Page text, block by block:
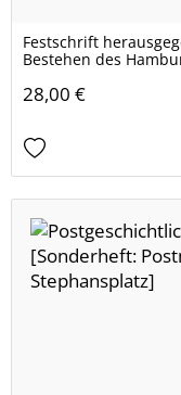
Festschrift
Bestehen des
28,00 €